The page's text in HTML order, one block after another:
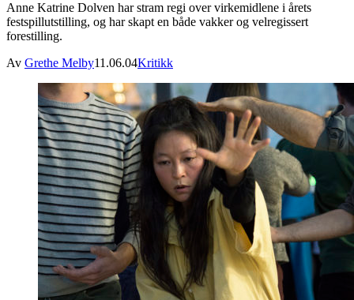
Anne Katrine Dolven har stram regi over virkemidlene i årets
festspillutstilling, og har skapt en både vakker og velregissert
forestilling.
Av Grethe Melby11.06.04Kritikk